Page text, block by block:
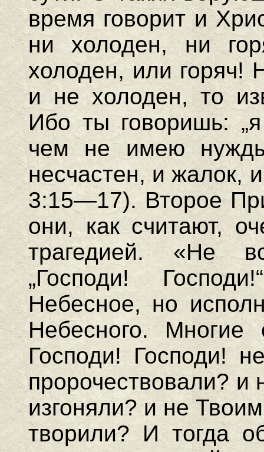
время говорит и
ни холоден, ни
холоден, или горяч!
и не холоден, то
Ибо ты говоришь:
чем не имею
несчастен, и жалок,
3:15—17). Второе
они, как считают,
трагедией. «Не
„Господи!
Небесное, но
Небесного.
Господи! Господи!
пророчествовали?
изгоняли? и не
творили? И тогда